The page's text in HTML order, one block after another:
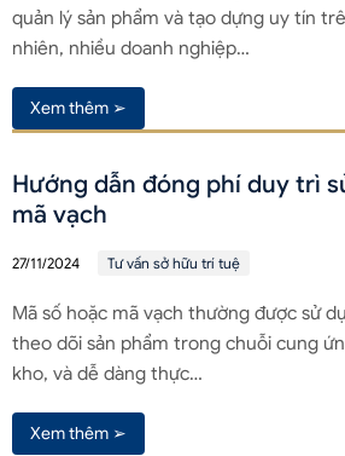
quản lý sản phẩm và tạo dựng uy tín
nhiên, nhiều doanh nghiệp…
Xem thêm ➢
Hướng dẫn đóng phí duy trì
mã vạch
27/11/2024 Tư vấn sở hữu trí tuệ
Mã số hoặc mã vạch thường được sử
theo dõi sản phẩm trong chuỗi cung
kho, và dễ dàng thực…
Xem thêm ➢